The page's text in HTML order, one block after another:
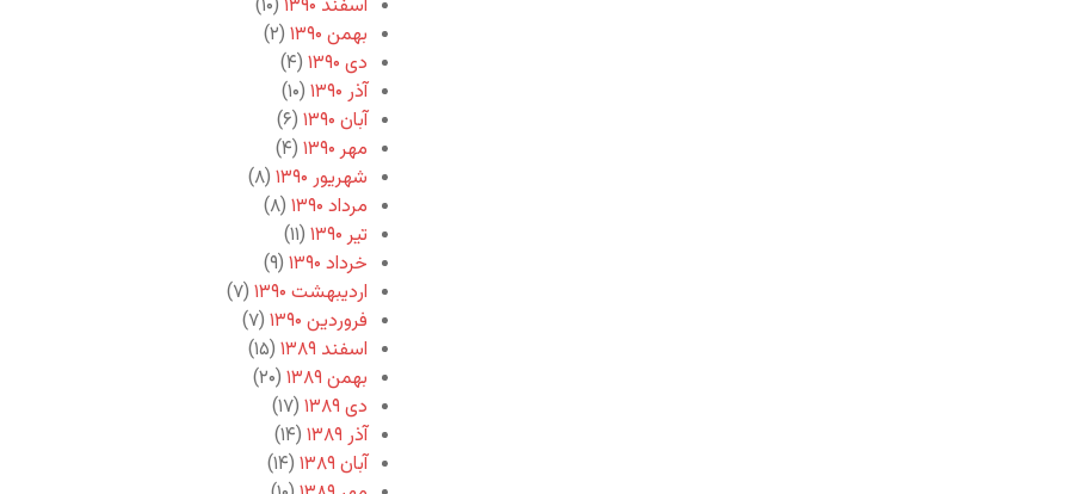
اسفند ۱۳۹۰
(۱۰)
بهمن ۱۳۹۰
(۲)
دی ۱۳۹۰
(۴)
آذر ۱۳۹۰
(۱۰)
آبان ۱۳۹۰
(۶)
مهر ۱۳۹۰
(۴)
شهریور ۱۳۹۰
(۸)
مرداد ۱۳۹۰
(۸)
تیر ۱۳۹۰
(۱۱)
خرداد ۱۳۹۰
(۹)
اردیبهشت ۱۳۹۰
(۷)
فروردین ۱۳۹۰
(۷)
اسفند ۱۳۸۹
(۱۵)
بهمن ۱۳۸۹
(۲۰)
دی ۱۳۸۹
(۱۷)
آذر ۱۳۸۹
(۱۴)
آبان ۱۳۸۹
(۱۴)